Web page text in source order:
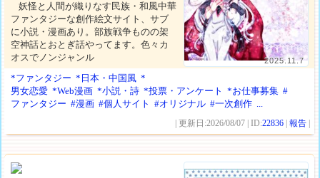
2025.11.7
妖怪と人間が織りなす民族・和風中華
ファンタジーな創作絵文サイト、サブ
に小説・漫画あり。部族戦争ものの架
空神話とおとぎ話やってます。色々カ
オスでノンジャンル
*ファンタジー *日本・中国風 *
男女恋愛 *Web漫画 *小説・詩 *投票・アンケート *お仕事募集 #
ファンタジー #漫画 #個人サイト #オリジナル #一次創作 ...
| 更新日:2026/08/07 | ID:22836 |報告